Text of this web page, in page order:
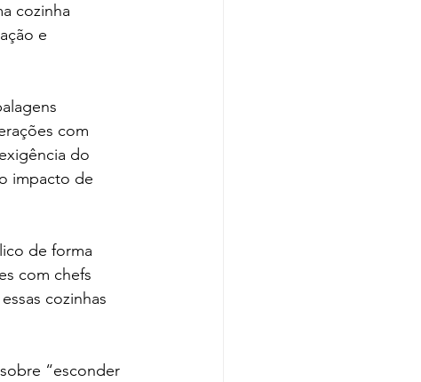
cozinha
e
com
do
impacto de
de forma
com chefs
cozinhas
“esconder